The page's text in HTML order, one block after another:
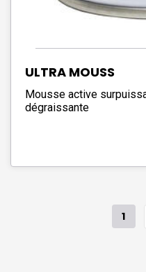
ULTRA MOUSS
Mousse active
dégraissante
1